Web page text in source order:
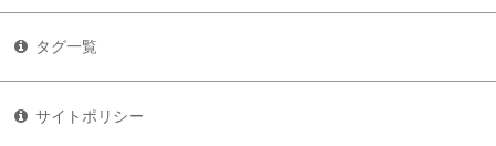
タグ一覧
サイトポリシー